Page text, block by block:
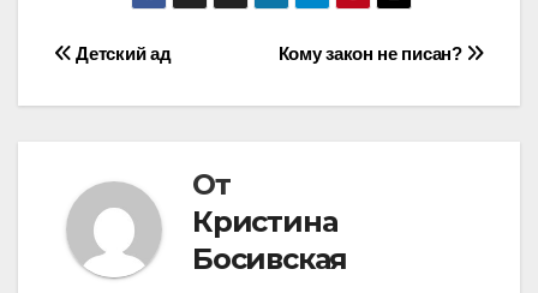
Навигация
по
Кому закон не писан?
Детский ад
От
Кристина
Босивская